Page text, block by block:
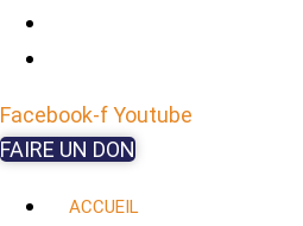
Facebook-fYoutube
FAIRE UN DON
ACCUEIL